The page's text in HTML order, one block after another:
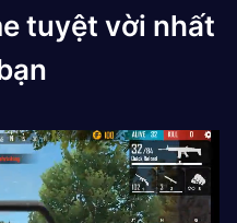
tuyệt vời nhất